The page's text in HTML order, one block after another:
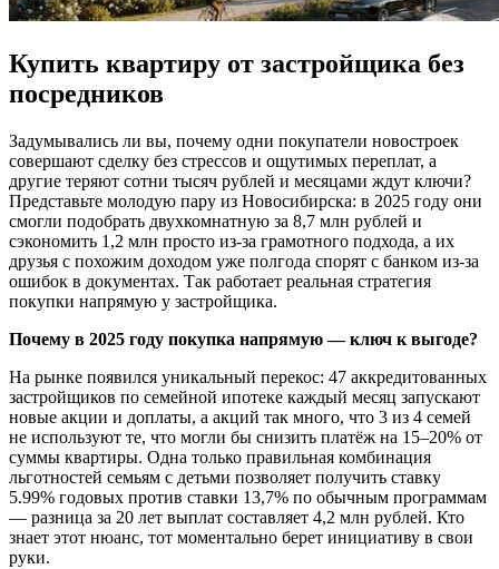
Купить квартиру от застройщика без
посредников
Задумывались ли вы, почему одни покупатели новостроек
совершают сделку без стрессов и ощутимых переплат, а
другие теряют сотни тысяч рублей и месяцами ждут ключи?
Представьте молодую пару из Новосибирска: в 2025 году они
смогли подобрать двухкомнатную за 8,7 млн рублей и
сэкономить 1,2 млн просто из-за грамотного подхода, а их
друзья с похожим доходом уже полгода спорят с банком из-за
ошибок в документах. Так работает реальная стратегия
покупки напрямую у застройщика.
Почему в 2025 году покупка напрямую — ключ к выгоде?
На рынке появился уникальный перекос: 47 аккредитованных
застройщиков по семейной ипотеке каждый месяц запускают
новые акции и доплаты, а акций так много, что 3 из 4 семей
не используют те, что могли бы снизить платёж на 15–20% от
суммы квартиры. Одна только правильная комбинация
льготностей семьям с детьми позволяет получить ставку
5.99% годовых против ставки 13,7% по обычным программам
— разница за 20 лет выплат составляет 4,2 млн рублей. Кто
знает этот нюанс, тот моментально берет инициативу в свои
руки.